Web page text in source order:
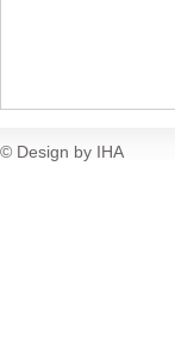
© Design by IHA